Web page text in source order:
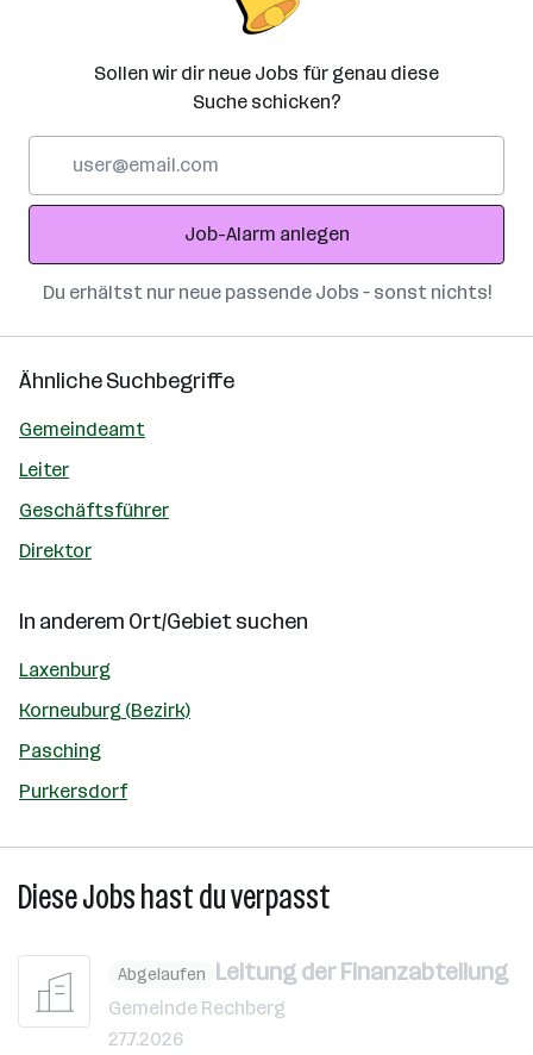
Sollen wir dir neue Jobs für genau diese
Suche schicken?
Adresse
Job-Alarm anlegen
Du erhältst nur neue passende Jobs – sonst nichts!
Ähnliche Suchbegriffe
Gemeindeamt
Leiter
Geschäftsführer
Direktor
In anderem Ort/Gebiet suchen
Laxenburg
Korneuburg (Bezirk)
Pasching
Purkersdorf
Diese Jobs hast du verpasst
Abgelaufen Leitung der Finanzabteilung
Gemeinde Rechberg
27.7.2026